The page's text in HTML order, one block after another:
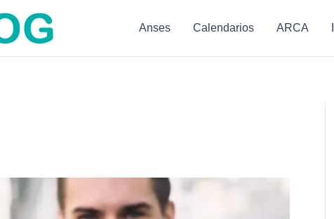
Anses Calendarios ARCA